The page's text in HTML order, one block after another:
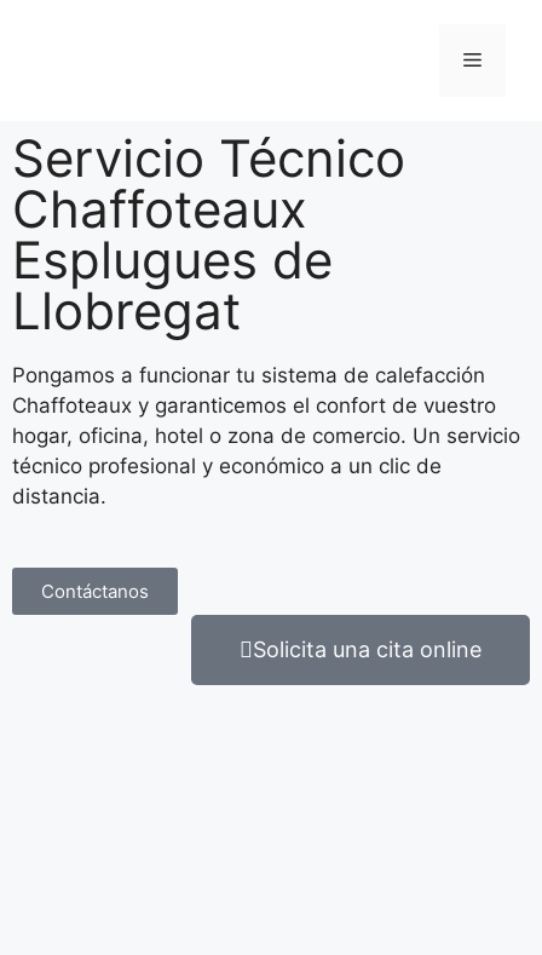
Servicio Técnico
Chaffoteaux
Esplugues de
Llobregat
Pongamos a funcionar tu sistema de calefacción
Chaffoteaux y garanticemos el confort de vuestro
hogar, oficina, hotel o zona de comercio. Un servicio
técnico profesional y económico a un clic de
distancia.
Contáctanos
Solicita una cita online